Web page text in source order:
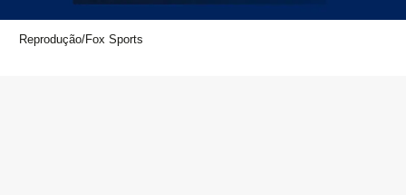
Reprodução/Fox Sports